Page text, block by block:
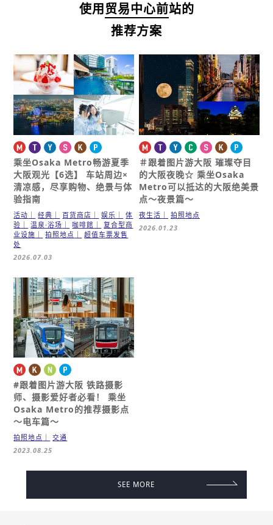
使用贸易中心前站的
推荐方案
乘坐Osaka Metro畅游夏季
大阪观光【6选】
车站周边×
清凉感，尽享购物、绝景与体
验指南
活动 经典 百货商店 娱乐
体
验
温泉·浴场 咖啡館
复合型商
业设施
拍照地点
超值车票发售
处
2026.07.03
＃跟着图片游大阪璀璨夺目
的大阪夜晚☆ 乘坐Osaka
Metro可以抵达的大阪绝美景
点～夜景篇～
夜生活
拍照地点
2026.01.23
#跟着图片游大阪铁路摄影
师、摄影爱好者必看！ 乘坐
Osaka Metro的推荐摄影点
～电车篇～
拍照地点
交通
2023.08.25
SEE MORE